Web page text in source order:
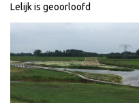
Lelijk is geoorloofd